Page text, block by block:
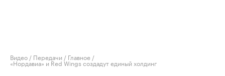
Видео / Передачи / Главное /
«Нордавиа» и Red Wings создадут единый холдинг